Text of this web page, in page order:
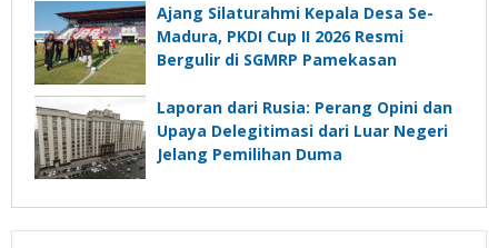
Ajang Silaturahmi Kepala Desa Se-
Madura, PKDI Cup II 2026 Resmi
Bergulir di SGMRP Pamekasan
Laporan dari Rusia: Perang Opini dan
Upaya Delegitimasi dari Luar Negeri
Jelang Pemilihan Duma